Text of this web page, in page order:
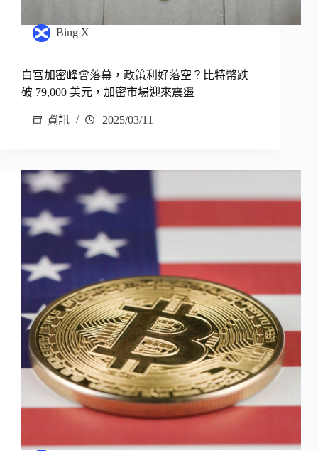
Bing X
白宮加密峰會落幕，政策利好落空？比特幣跌
破 79,000 美元，加密市場迎來震盪
資訊 2025/03/11